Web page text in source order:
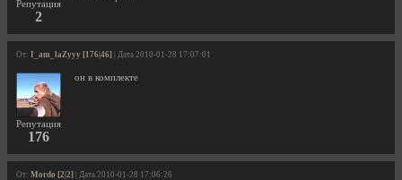
Репутация
2
От: I_am_laZyyy [176|46] | Дата 2010-01-28 17:07:01
Репутация
176
он в комплекте
От: Mordo [2|2] | Дата 2010-01-28 17:06:26